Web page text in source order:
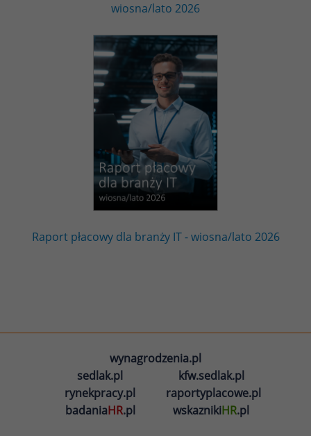
wiosna/lato 2026
Raport płacowy dla branży IT - wiosna/lato 2026
wynagrodzenia.pl
sedlak.pl
kfw.sedlak.pl
rynekpracy.pl
raportyplacowe.pl
badaniaHR.pl wskaznikiHR.pl